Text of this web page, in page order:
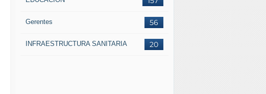
56
Gerentes
20
INFRAESTRUCTURA SANITARIA